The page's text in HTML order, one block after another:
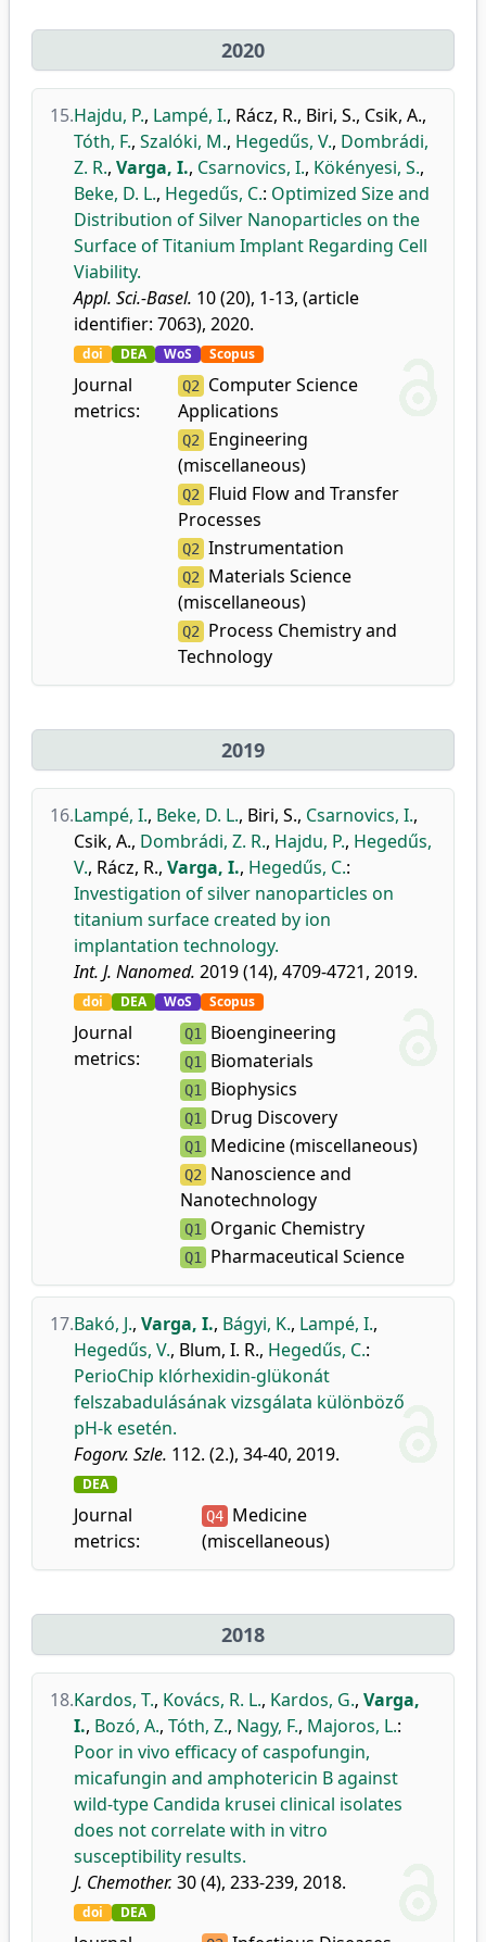
2020
15.Hajdu, P., Lampé, I., Rácz, R., Biri, S., Csik, A.,
Tóth, F., Szalóki, M., Hegedűs, V., Dombrádi,
Z. R., Varga, I., Csarnovics, I., Kökényesi, S.,
Beke, D. L., Hegedűs, C.: Optimized Size and
Distribution of Silver Nanoparticles on the
Surface of Titanium Implant Regarding Cell
Viability.
Appl. Sci.-Basel. 10 (20), 1-13, (article
identifier: 7063), 2020.
doi DEA WoS Scopus
Journal
metrics:
Q2
Computer Science
Applications
Q2
Engineering
(miscellaneous)
Q2
Fluid Flow and Transfer
Processes
Q2 Instrumentation
Q2
Materials Science
(miscellaneous)
Q2
Process Chemistry and
Technology
2019
16.Lampé, I., Beke, D. L., Biri, S., Csarnovics, I.,
Csik, A., Dombrádi, Z. R., Hajdu, P., Hegedűs,
V., Rácz, R., Varga, I., Hegedűs, C.:
Investigation of silver nanoparticles on
titanium surface created by ion
implantation technology.
Int. J. Nanomed. 2019 (14), 4709-4721, 2019.
doi DEA WoS Scopus
Journal
metrics:
Q1 Bioengineering
Q1 Biomaterials
Q1 Biophysics
Q1 Drug Discovery
Q1 Medicine (miscellaneous)
Q2 Nanoscience and
Nanotechnology
Q1 Organic Chemistry
Q1 Pharmaceutical Science
17.Bakó, J., Varga, I., Bágyi, K., Lampé, I.,
Hegedűs, V., Blum, I. R., Hegedűs, C.:
PerioChip klórhexidin-glükonát
felszabadulásának vizsgálata különböző
pH-k esetén.
Fogorv. Szle. 112. (2.), 34-40, 2019.
DEA
Journal
metrics:
Q4 Medicine
(miscellaneous)
2018
18.Kardos, T., Kovács, R. L., Kardos, G., Varga,
I., Bozó, A., Tóth, Z., Nagy, F., Majoros, L.:
Poor in vivo efficacy of caspofungin,
micafungin and amphotericin B against
wild-type Candida krusei clinical isolates
does not correlate with in vitro
susceptibility results.
J. Chemother. 30 (4), 233-239, 2018.
doi DEA